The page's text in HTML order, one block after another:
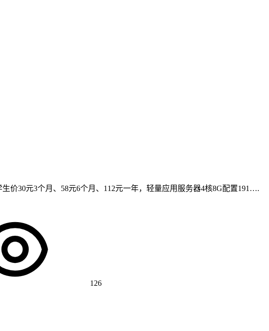
价30元3个月、58元6个月、112元一年，轻量应用服务器4核8G配置191….
126